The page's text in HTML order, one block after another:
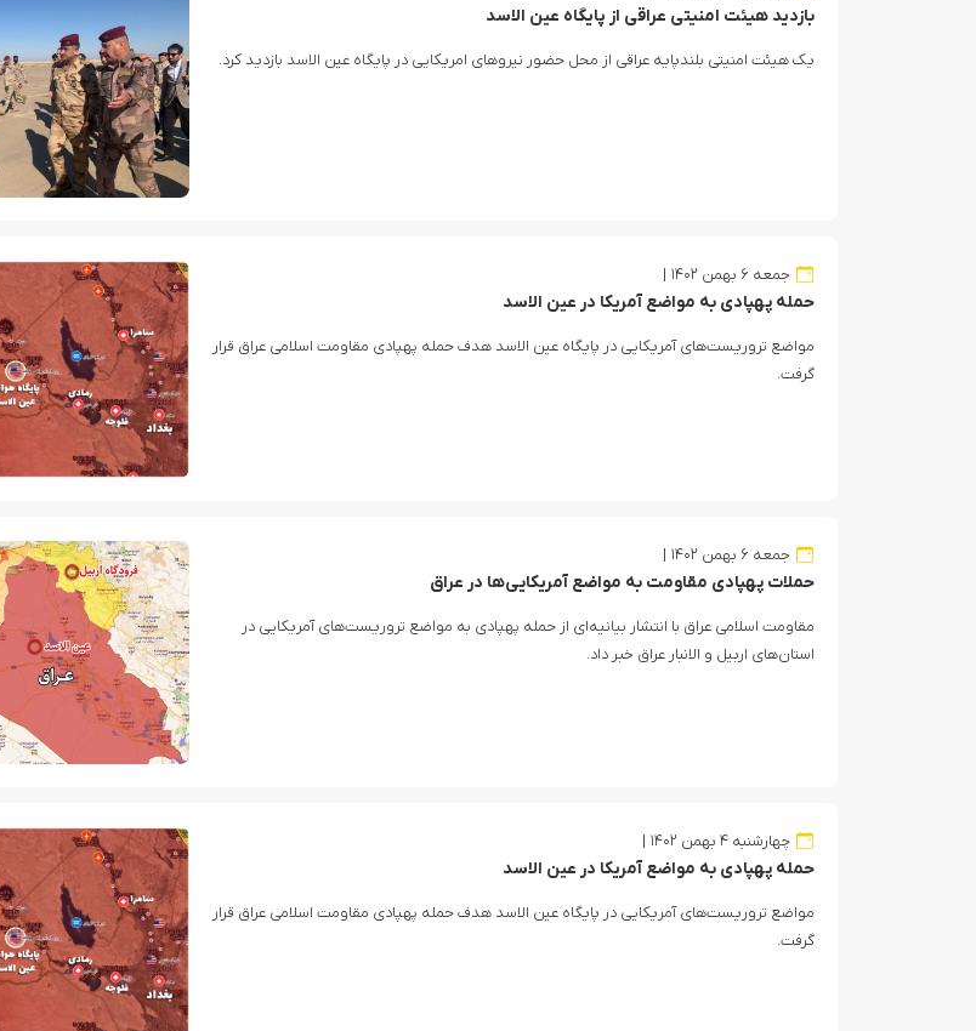
بازدید هیئت امنیتی عراقی از پایگاه عین الاسد
یک هیئت امنیتی بلندپایه عراقی از محل حضور نیروهای امریکایی در پایگاه عین الاسد بازدید کرد.
جمعه ۶ بهمن ۱۴۰۲
حمله پهپادی به مواضع آمریکا در عین الاسد
مواضع تروریست‌های آمریکایی در پایگاه عین الاسد هدف حمله پهپادی مقاومت اسلامی عراق قرار
گرفت.
جمعه ۶ بهمن ۱۴۰۲
حملات پهپادی مقاومت به مواضع آمریکایی‌ها در عراق
مقاومت اسلامی عراق با انتشار بیانیه‌ای از حمله پهپادی به مواضع تروریست‌های آمریکایی در
استان‌های اربیل و الانبار عراق خبر داد.
چهارشنبه ۴ بهمن ۱۴۰۲
حمله پهپادی به مواضع آمریکا در عین الاسد
مواضع تروریست‌های آمریکایی در پایگاه عین الاسد هدف حمله پهپادی مقاومت اسلامی عراق قرار
گرفت.